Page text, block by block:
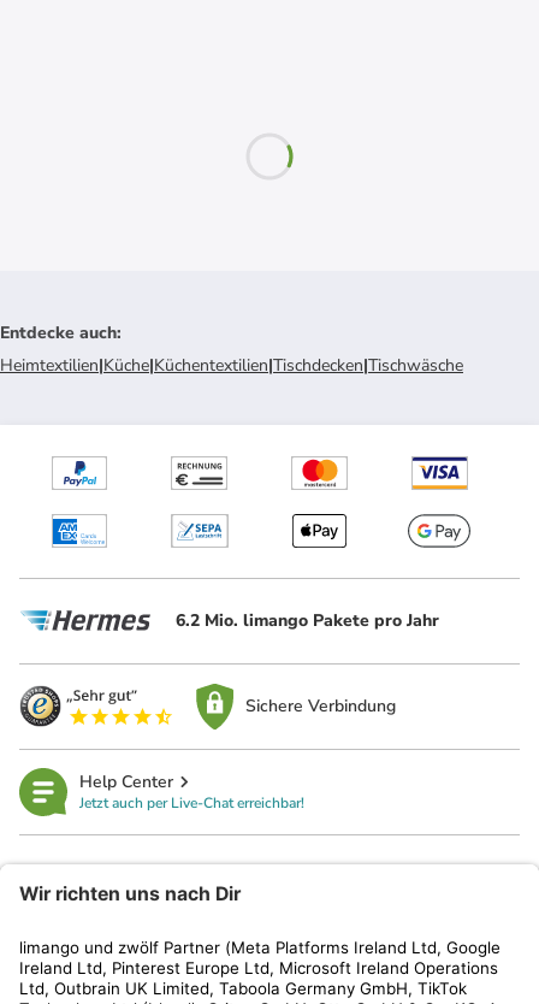
Entdecke auch:
Heimtextilien|Küche|Küchentextilien|Tischdecken|Tischwäsche
6.2 Mio. limango Pakete pro Jahr
Sichere Verbindung
Help Center
Jetzt auch per Live-Chat erreichbar!
Kundenservice